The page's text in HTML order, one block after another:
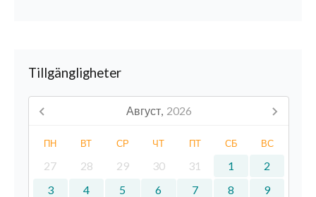
Tillgängligheter
Август, 2026
ПН ВТ СР ЧТ ПТ СБ ВС
27 28 29 30 31 1
2
3
4 5 6 7 8
9